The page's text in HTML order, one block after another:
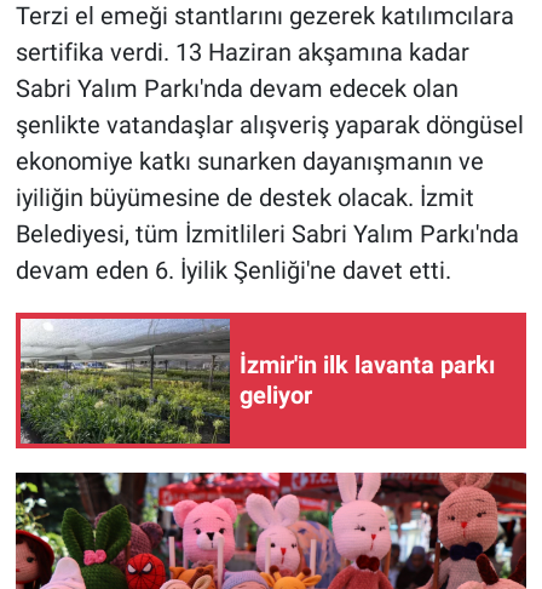
Terzi el emeği stantlarını gezerek katılımcılara
sertifika verdi. 13 Haziran akşamına kadar
Sabri Yalım Parkı'nda devam edecek olan
şenlikte vatandaşlar alışveriş yaparak döngüsel
ekonomiye katkı sunarken dayanışmanın ve
iyiliğin büyümesine de destek olacak. İzmit
Belediyesi, tüm İzmitlileri Sabri Yalım Parkı'nda
devam eden 6. İyilik Şenliği'ne davet etti.
İzmir'in ilk lavanta parkı
geliyor